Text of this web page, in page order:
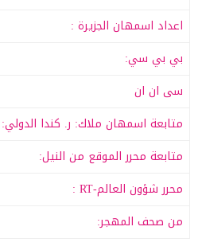
اعداد اسمهان الجزيرة :
بي بي سي:
سى ان ان
متابعة اسمهان ملاك: ر. كندا الدولي:
متابعة محرر الموقع من النيل:
محرر شؤون العالم-RT :
من صحف المهجر: